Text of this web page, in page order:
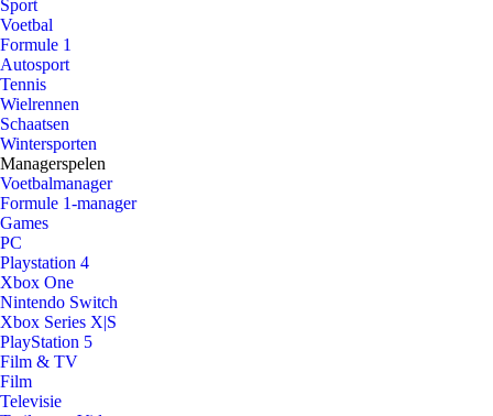
Sport
Voetbal
Formule 1
Autosport
Tennis
Wielrennen
Schaatsen
Wintersporten
Managerspelen
Voetbalmanager
Formule 1-manager
Games
PC
Playstation 4
Xbox One
Nintendo Switch
Xbox Series X|S
PlayStation 5
Film & TV
Film
Televisie